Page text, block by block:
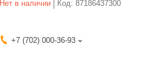
Нет в наличии Код: 87186437300
+7 (702) 000-36-93